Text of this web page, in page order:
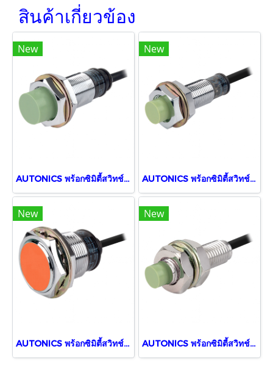
สินค้าเกี่ยวข้อง
New
AUTONICS พร้อกซิมิตี้สวิทช์ PR18-8DN
New
AUTONICS พร้อกซิมิตี้สวิทช์ PR12-4DN
New
AUTONICS พร้อกซิมิตี้สวิทช์ PR30-10AC
New
AUTONICS พร้อกซิมิตี้สวิทช์ PR08-2DN